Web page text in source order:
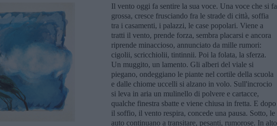
Il vento oggi fa sentire la sua voce. Una voce che si fa
grossa, cresce frusciando fra le strade di città, soffia
tra i casamenti, i palazzi, le case popolari. Viene a
tratti il vento, prende forza, sembra placarsi e ancora
riprende minaccioso, annunciato da mille rumori:
cigolii, scricchiolii, tintinnii. Poi la folata, la sferza.
Un muggito, un lamento. Gli alberi del viale si
piegano, ondeggiano le piante nel cortile della scuola
e dalle chiome uccelli si alzano in volo. Sull'incrocio
si leva in aria un mulinello di polvere e cartacce,
qualche finestra sbatte e viene chiusa in fretta. E dopo
il soffio, il vento respira, concede una pausa. Sotto, le
auto continuano a transitare, pesanti, rumorose. In alto